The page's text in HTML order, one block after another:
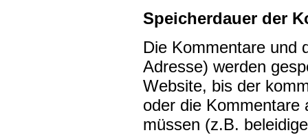
Speicherdauer der
Die Kommentare und
Adresse) werden
Website, bis der
oder die Kommentare
müssen (z.B.